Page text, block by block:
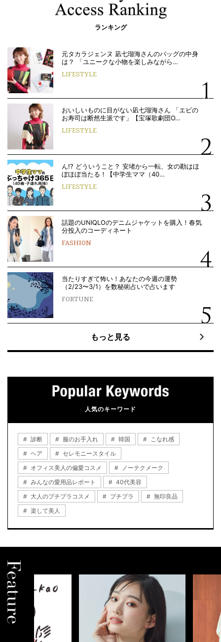
ランキング
元タカラジェンヌ 凪七瑠海さんのバッグの中身
は？ 「ユニークな小物を楽しみながら…
LIFESTYLE
おいしいものに目がない凪七瑠海さん 「エビの
お寿司は断然生派です」【宝塚歌劇団O…
LIFESTYLE
ん!? どういうこと？ 安堵から一転、女の勘はほ
ぼほぼ当たる！【中学生ママ（40…
LIFESTYLE
話題のUNIQLOのデニムジャケットを購入！春気
分投入のコーディネート
FASHION
当たりすぎて怖い！あなたの今週の運勢
（2/23〜3/1）を数秘術占いで占います
FORTUNE
もっと見る
人気のキーワード
診断 服のお手入れ 韓国
こなれ感
ヘア
セレモニースタイル
オフィス美人の偏愛コスメ
ノーテクメーク
みんなの愛用品レポート
40代美容
大人のプチプラコスメ
プチプラ
無印良品
楽して美人